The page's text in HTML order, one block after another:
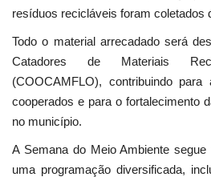
resíduos recicláveis foram coletados
Todo o material arrecadado será
Catadores de Materiais
(COOCAMFLO), contribuindo
cooperados e para o fortalecimento
no município.
A Semana do Meio Ambiente
uma programação diversificada,